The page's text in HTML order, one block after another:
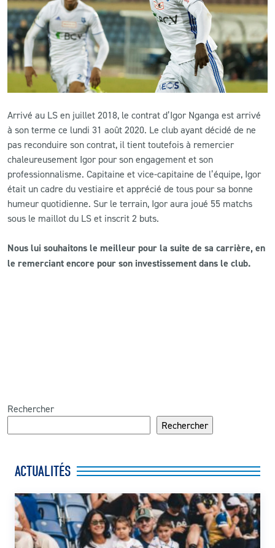
CLUB
CONTACT
ACTUALITÉS
LS E-SHOP
L’APP DU LS
LS ACADEMY CAMPS
PRESSE ET MEDIAS
Arrivé au LS en juillet 2018, le contrat d’Igor Nganga est arrivé
à son terme ce lundi 31 août 2020. Le club ayant décidé de ne
pas reconduire son contrat, il tient toutefois à remercier
chaleureusement Igor pour son engagement et son
professionnalisme. Capitaine et vice-capitaine de l’équipe, Igor
était un cadre du vestiaire et apprécié de tous pour sa bonne
humeur quotidienne. Sur le terrain, Igor aura joué 55 matchs
sous le maillot du LS et inscrit 2 buts.
Nous lui souhaitons le meilleur pour la suite de sa carrière, en
le remerciant encore pour son investissement dans le club.
Rechercher
Rechercher
ACTUALITÉS